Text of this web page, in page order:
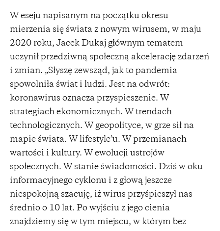
W eseju napisanym na początku okresu
mierzenia się świata z nowym wirusem, w maju
2020 roku, Jacek Dukaj głównym tematem
uczynił przedziwną społeczną akcelerację zdarzeń
i zmian. „Słyszę zewsząd, jak to pandemia
spowolniła świat i ludzi. Jest na odwrót:
koronawirus oznacza przyspieszenie. W
strategiach ekonomicznych. W trendach
technologicznych. W geopolityce, w grze sił na
mapie świata. W lifestyle’u. W przemianach
wartości i kultury. W ewolucji ustrojów
społecznych. W stanie świadomości. Dziś w oku
informacyjnego cyklonu i z głową jeszcze
niespokojną szacuję, iż wirus przyśpieszył nas
średnio o 10 lat. Po wyjściu z jego cienia
znajdziemy się w tym miejscu, w którym bez